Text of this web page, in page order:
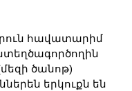
հավատարիմ
ծանոթ)
երկուքն են